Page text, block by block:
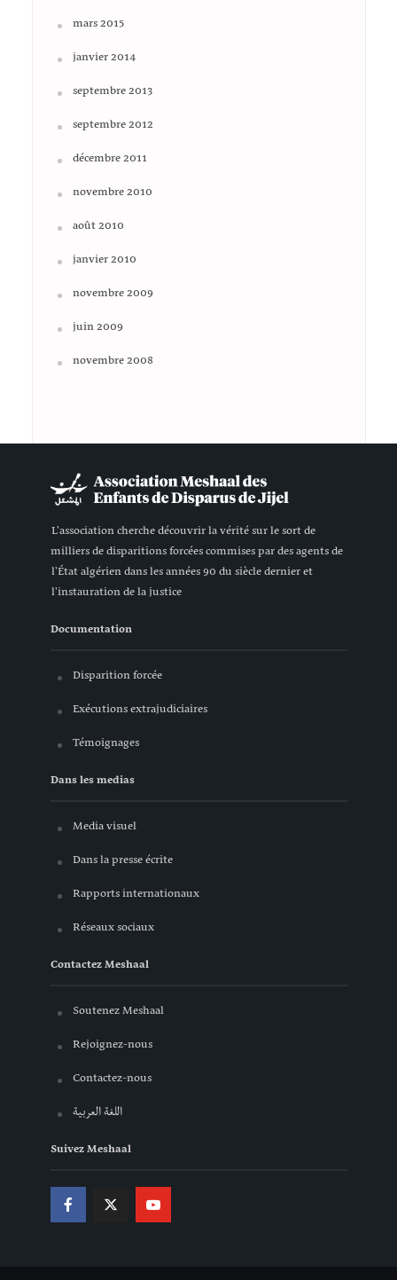
mars 2015
janvier 2014
septembre 2013
septembre 2012
décembre 2011
novembre 2010
août 2010
janvier 2010
novembre 2009
juin 2009
novembre 2008
L'association cherche découvrir la vérité sur le sort de
milliers de disparitions forcées commises par des agents de
l'État algérien dans les années 90 du siècle dernier et
l'instauration de la justice
Documentation
Disparition forcée
Exécutions extrajudiciaires
Témoignages
Dans les medias
Media visuel
Dans la presse écrite
Rapports internationaux
Réseaux sociaux
Contactez Meshaal
Soutenez Meshaal
Rejoignez-nous
Contactez-nous
اللغة العربية
Suivez Meshaal